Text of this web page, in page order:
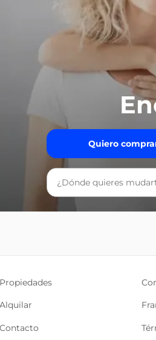
Quiero
Propiedades
Alquilar
Contacto